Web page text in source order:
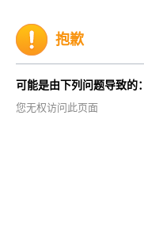
抱歉
可能是由下列问题导致的：
您无权访问此页面